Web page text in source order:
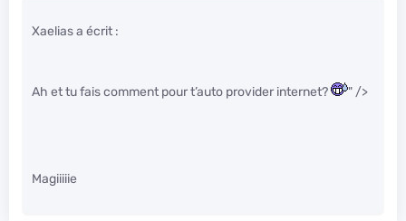
Xaelias a écrit :
Ah et tu fais comment pour t’auto provider internet? " />
Magiiiiie